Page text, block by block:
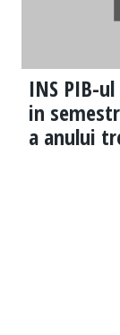
INS PIB-
in
a anului